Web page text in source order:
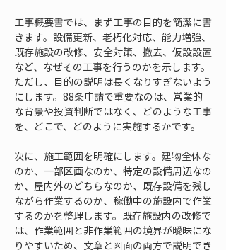
工事概要書では、まず工事の目的を簡潔に書
きます。設備更新、老朽化対応、能力増強、
既存施設の改修、安全対策、撤去、仮設設置
など、なぜその工事を行うのかを示します。
ただし、目的の説明は長くなりすぎないよう
にします。88条申請で重要なのは、営業的
な背景や投資判断ではなく、どのような工事
を、どこで、どのように実施するかです。
次に、施工範囲を明確にします。建物全体な
のか、一部区画なのか、特定の設備周辺なの
か、屋内外のどちらなのか、既存設備を残し
ながら作業するのか、稼働中の施設内で作業
するのかを整理します。既存施設内の改修で
は、作業範囲と非作業範囲の境界が曖昧にな
りやすいため、文章と図面の両方で説明でき